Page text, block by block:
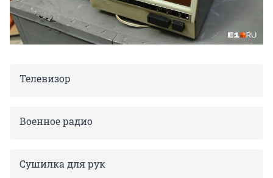
Телевизор
Военное радио
Сушилка для рук